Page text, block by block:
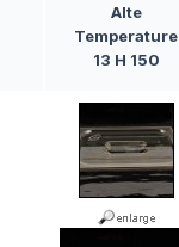
Alte
Temperature
13 H 150